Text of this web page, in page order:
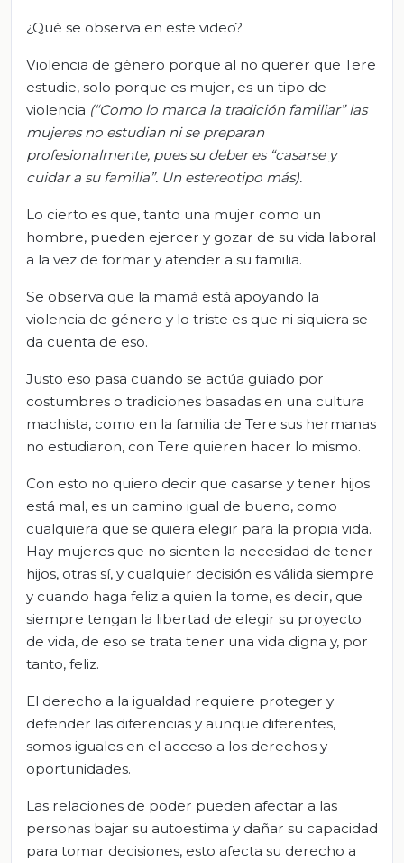
¿Qué se observa en este video?
Violencia de género porque al no querer que Tere
estudie, solo porque es mujer, es un tipo de
violencia (“Como lo marca la tradición familiar” las
mujeres no estudian ni se preparan
profesionalmente, pues su deber es “casarse y
cuidar a su familia”. Un estereotipo más).
Lo cierto es que, tanto una mujer como un
hombre, pueden ejercer y gozar de su vida laboral
a la vez de formar y atender a su familia.
Se observa que la mamá está apoyando la
violencia de género y lo triste es que ni siquiera se
da cuenta de eso.
Justo eso pasa cuando se actúa guiado por
costumbres o tradiciones basadas en una cultura
machista, como en la familia de Tere sus hermanas
no estudiaron, con Tere quieren hacer lo mismo.
Con esto no quiero decir que casarse y tener hijos
está mal, es un camino igual de bueno, como
cualquiera que se quiera elegir para la propia vida.
Hay mujeres que no sienten la necesidad de tener
hijos, otras sí, y cualquier decisión es válida siempre
y cuando haga feliz a quien la tome, es decir, que
siempre tengan la libertad de elegir su proyecto
de vida, de eso se trata tener una vida digna y, por
tanto, feliz.
El derecho a la igualdad requiere proteger y
defender las diferencias y aunque diferentes,
somos iguales en el acceso a los derechos y
oportunidades.
Las relaciones de poder pueden afectar a las
personas bajar su autoestima y dañar su capacidad
para tomar decisiones, esto afecta su derecho a